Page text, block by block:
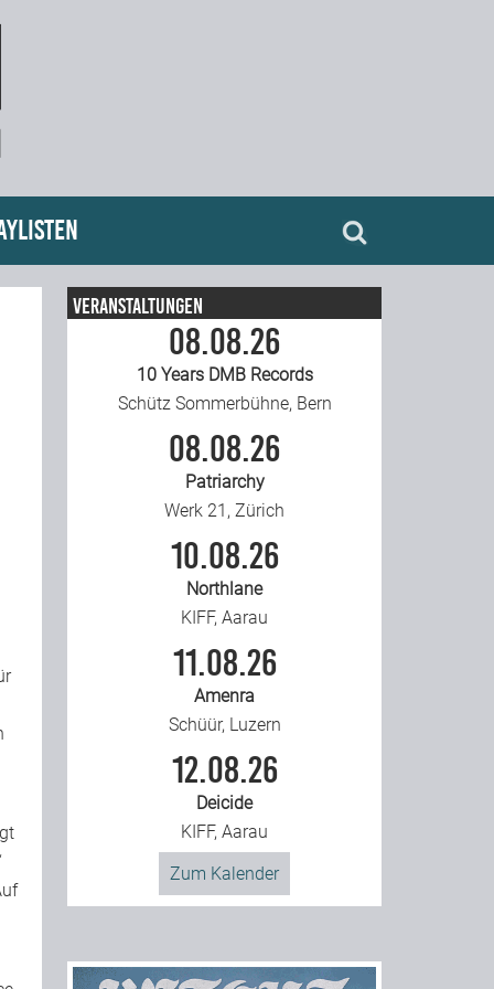
Veranstaltungen
08.08.26
10 Years DMB Records
Schütz Sommerbühne, Bern
08.08.26
Patriarchy
Werk 21, Zürich
10.08.26
Northlane
KIFF, Aarau
11.08.26
Amenra
Schüür, Luzern
12.08.26
Deicide
KIFF, Aarau
Zum Kalender